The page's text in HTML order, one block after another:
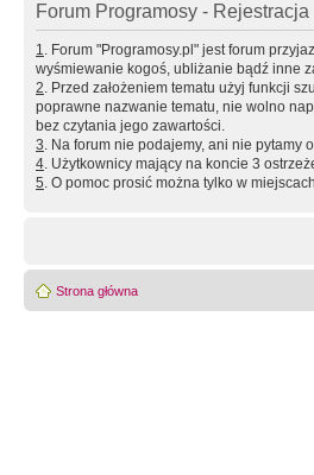
Forum Programosy - Rejestracja
1. Forum "Programosy.pl" jest forum
wyśmiewanie kogoś, ubliżanie bądź inne
2. Przed założeniem tematu użyj funkcji
poprawne nazwanie tematu, nie wolno
bez czytania jego zawartości.
3. Na forum nie podajemy, ani nie pytamy
4. Użytkownicy mający na koncie 3
5. O pomoc prosić można tylko w
Strona główna